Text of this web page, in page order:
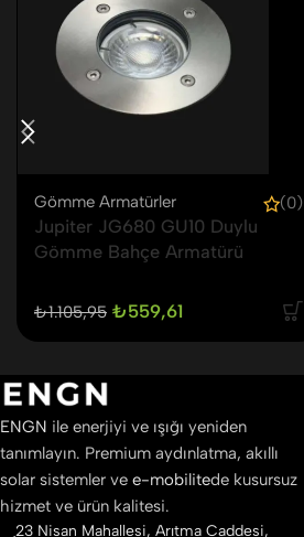
Gömme Armatürler (0)
Jupiter JG680 GU10 Duylu
Gömme Bahçe Armatürü
₺1.105,95 ₺559,61
ENGN ile enerjiyi ve ışığı yeniden
tanımlayın. Premium aydınlatma, akıllı
solar sistemler ve e-mobilitede kusursuz
hizmet ve ürün kalitesi.
23 Nisan Mahallesi, Arıtma Caddesi,